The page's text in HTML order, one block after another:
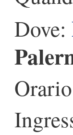
Dove: